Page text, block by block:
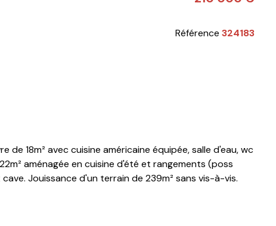
Référence 324183
de 18m² avec cuisine américaine équipée, salle d'eau, wc
aménagée en cuisine d'été et rangements (poss
cave. Jouissance d'un terrain de 239m² sans vis-à-vis.